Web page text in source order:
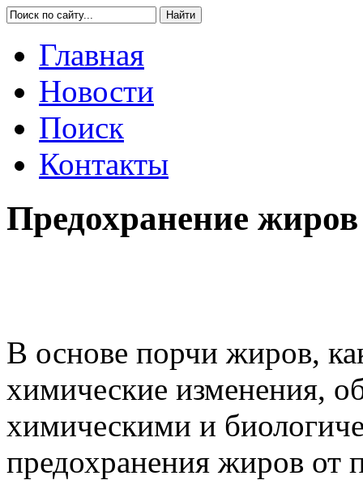
Главная
Новости
Поиск
Контакты
Предохранение
В основе порчи жиров,
химические изменения,
химическими и
предохранения жиров от